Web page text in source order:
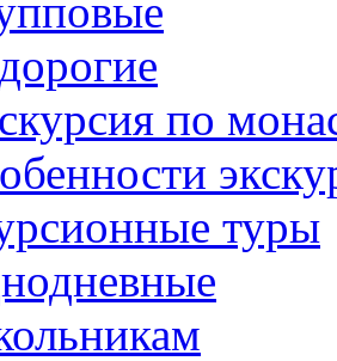
по
туры